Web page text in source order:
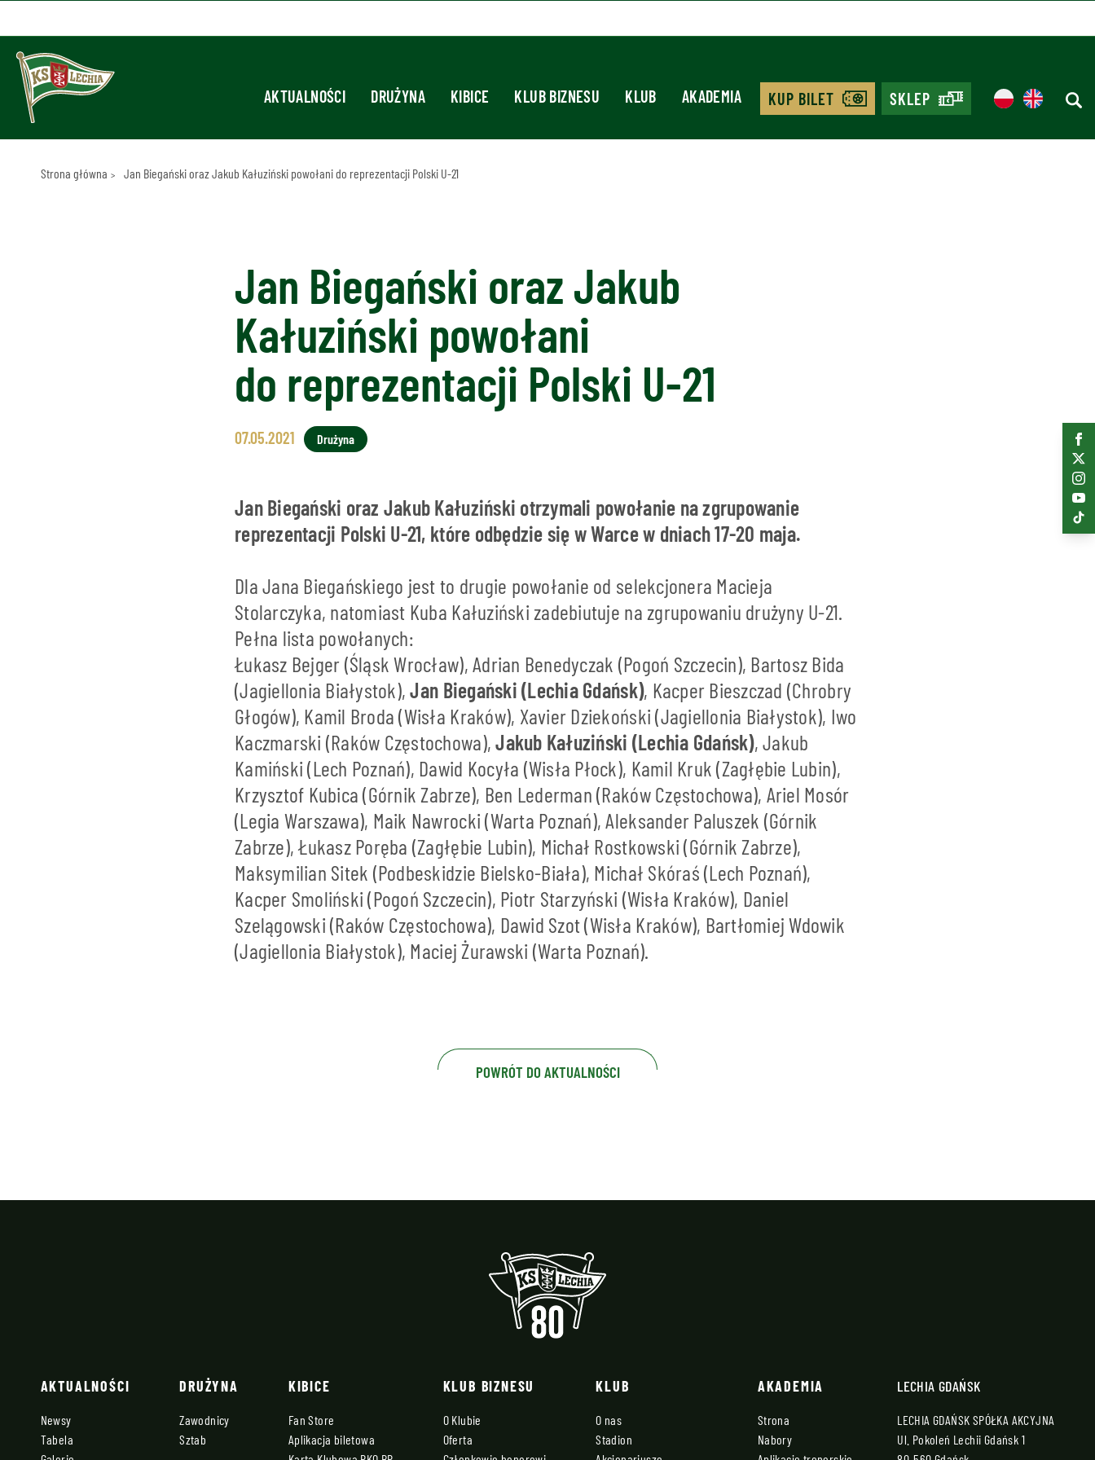
AKTUALNOŚCI DRUŻYNA KIBICE KLUB BIZNESU KLUB AKADEMIA KUP BILET SKLEP
Strona główna Jan Biegański oraz Jakub Kałuziński powołani do reprezentacji Polski U-21
Jan Biegański oraz Jakub
Kałuziński powołani
do reprezentacji Polski U-21
07.05.2021 Drużyna
Jan Biegański oraz Jakub Kałuziński otrzymali powołanie na zgrupowanie
reprezentacji Polski U-21, które odbędzie się w Warce w dniach 17-20 maja.
Dla Jana Biegańskiego jest to drugie powołanie od selekcjonera Macieja
Stolarczyka, natomiast Kuba Kałuziński zadebiutuje na zgrupowaniu drużyny U-21.
Pełna lista powołanych:
Łukasz Bejger (Śląsk Wrocław), Adrian Benedyczak (Pogoń Szczecin), Bartosz Bida
(Jagiellonia Białystok),Jan Biegański (Lechia Gdańsk), Kacper Bieszczad (Chrobry
Głogów), Kamil Broda (Wisła Kraków), Xavier Dziekoński (Jagiellonia Białystok), Iwo
Kaczmarski (Raków Częstochowa),Jakub Kałuziński (Lechia Gdańsk), Jakub
Kamiński (Lech Poznań), Dawid Kocyła (Wisła Płock), Kamil Kruk (Zagłębie Lubin),
Krzysztof Kubica (Górnik Zabrze), Ben Lederman (Raków Częstochowa), Ariel Mosór
(Legia Warszawa), Maik Nawrocki (Warta Poznań), Aleksander Paluszek (Górnik
Zabrze), Łukasz Poręba (Zagłębie Lubin), Michał Rostkowski (Górnik Zabrze),
Maksymilian Sitek (Podbeskidzie Bielsko-Biała), Michał Skóraś (Lech Poznań),
Kacper Smoliński (Pogoń Szczecin), Piotr Starzyński (Wisła Kraków), Daniel
Szelągowski (Raków Częstochowa), Dawid Szot (Wisła Kraków), Bartłomiej Wdowik
(Jagiellonia Białystok), Maciej Żurawski (Warta Poznań).
POWRÓT DO AKTUALNOŚCI
AKTUALNOŚCI
Newsy
Tabela
DRUŻYNA
Zawodnicy
Sztab
KIBICE
Fan Store
Aplikacja biletowa
KLUB BIZNESU
O Klubie
Oferta
KLUB
O nas
Stadion
AKADEMIA
Strona
Nabory
LECHIA GDAŃSK
LECHIA GDAŃSK SPÓŁKA AKCYJNA
Ul. Pokoleń Lechii Gdańsk 1